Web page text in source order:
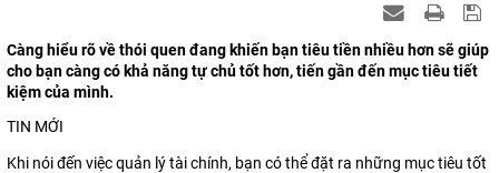
Càng hiểu rõ về thói quen đang khiến bạn tiêu tiền nhiều hơn sẽ giúp
cho bạn càng có khả năng tự chủ tốt hơn, tiến gần đến mục tiêu tiết
kiệm của mình.
TIN MỚI
Khi nói đến việc quản lý tài chính, bạn có thể đặt ra những mục tiêu tốt